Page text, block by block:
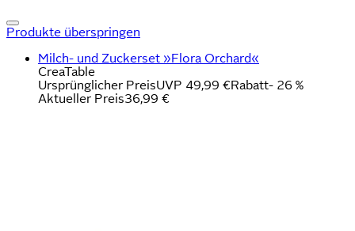
Produkte überspringen
Milch- und Zuckerset »Flora Orchard«
CreaTable
Ursprünglicher PreisUVP 49,99 €Rabatt- 26 %
Aktueller Preis36,99 €